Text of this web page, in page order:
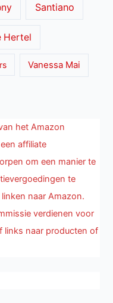
Santiano
Hertel
Vanessa Mai
het Amazon
affiliate
om een manier te
te
naar Amazon.
verdienen voor
links naar producten of